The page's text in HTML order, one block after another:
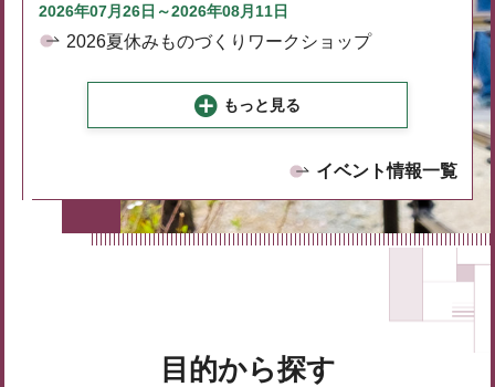
2026年07月26日～2026年08月11日
2026夏休みものづくりワークショップ
もっと見る
イベント情報一覧
目的から探す